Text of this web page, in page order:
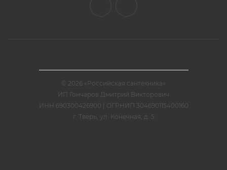
© 2026 «Российская сантехника»
ИП Гончаров Дмитрий Викторович
ИНН 690300426900 | ОГРНИП 304690115400160
г. Тверь, ул. Конечная, д. 5